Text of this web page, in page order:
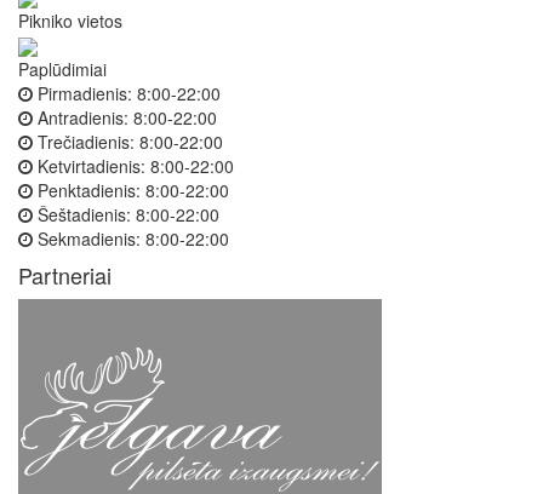
Pikniko vietos
Paplūdimiai
Pirmadienis: 8:00-22:00
Antradienis: 8:00-22:00
Trečiadienis: 8:00-22:00
Ketvirtadienis: 8:00-22:00
Penktadienis: 8:00-22:00
Šeštadienis: 8:00-22:00
Sekmadienis: 8:00-22:00
Partneriai